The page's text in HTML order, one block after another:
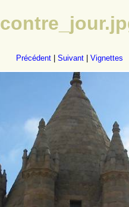
Précédent Suivant Vignettes